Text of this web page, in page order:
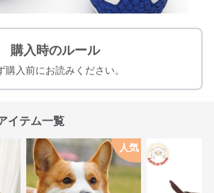
購入時のルール
購入前にお読みください。
イテム一覧
人気